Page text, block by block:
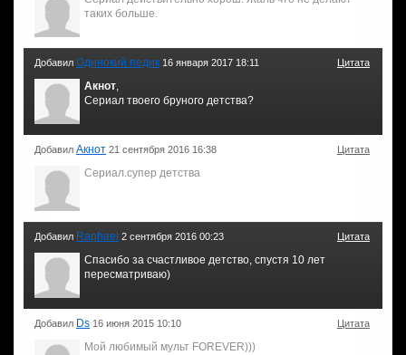
таких больше.
Добавил Одинокий педик 16 января 2017 18:11 Цитата
Акнот,
Сериал твоего бруного детства?
Добавил Акнот 21 сентября 2016 16:38 Цитата
Сериал.супер детства
Добавил Raphael 2 сентября 2016 00:23 Цитата
Спасибо за счастливое детство, спустя 10 лет
пересматриваю)
Добавил Ds 16 июня 2015 10:10 Цитата
Мой любимый мульт FOREVER)))